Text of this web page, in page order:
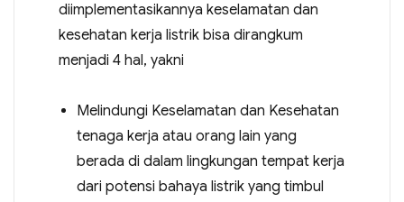
diimplementasikannya keselamatan dan
kesehatan kerja listrik bisa dirangkum
menjadi 4 hal, yakni
Melindungi Keselamatan dan Kesehatan
tenaga kerja atau orang lain yang
berada di dalam lingkungan tempat kerja
dari potensi bahaya listrik yang timbul